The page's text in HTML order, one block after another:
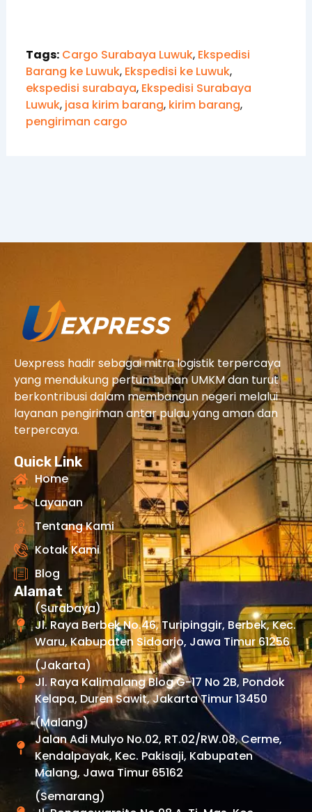
Tags: Cargo Surabaya Luwuk, Ekspedisi
Barang ke Luwuk, Ekspedisi ke Luwuk,
ekspedisi surabaya, Ekspedisi Surabaya
Luwuk, jasa kirim barang, kirim barang,
pengiriman cargo
Uexpress hadir sebagai mitra logistik terpercaya
yang mendukung pertumbuhan UMKM dan turut
berkontribusi dalam membangun negeri melalui
layanan pengiriman antar pulau yang aman dan
terpercaya.
Quick Link
Home
Layanan
Tentang Kami
Kotak Kami
Blog
Alamat
(Surabaya)
Jl. Raya Berbek No.46, Turipinggir, Berbek, Kec.
Waru, Kabupaten Sidoarjo, Jawa Timur 61256
(Jakarta)
Jl. Raya Kalimalang Blog G-17 No 2B, Pondok
Kelapa, Duren Sawit, Jakarta Timur 13450
(Malang)
Jalan Adi Mulyo No.02, RT.02/RW.08, Cerme,
Kendalpayak, Kec. Pakisaji, Kabupaten
Malang, Jawa Timur 65162
(Semarang)